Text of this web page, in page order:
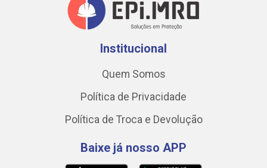
Institucional
Quem Somos
Política de Privacidade
Política de Troca e Devolução
Baixe já nosso APP